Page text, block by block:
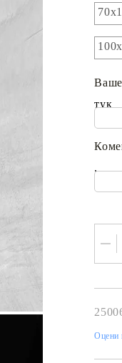
тук
.
Оцени